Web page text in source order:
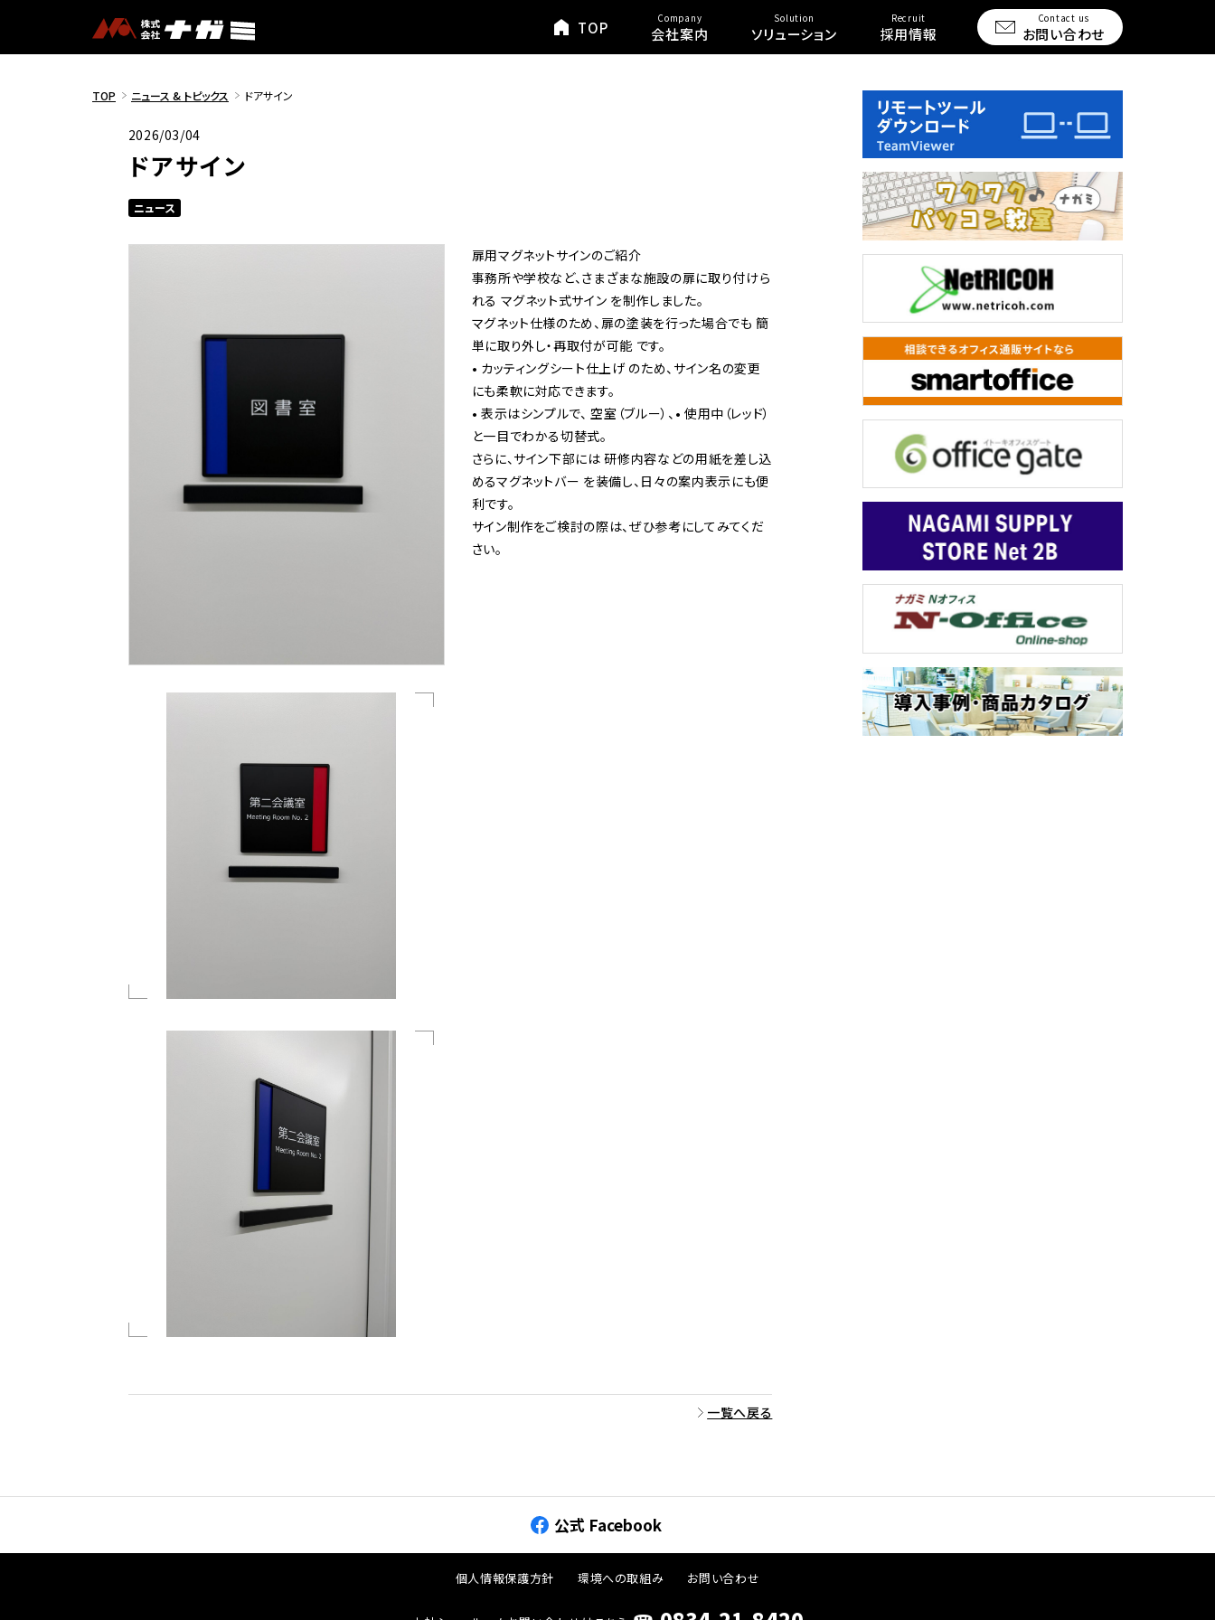
TOP Company
会社案内
Solution
ソリューション
Recruit
採用情報
Contact us
お問い合わせ
TOP ニュース & トピックス ドアサイン
2026/03/04
ドアサイン
ニュース
扉用マグネットサインのご紹介
事務所や学校など、さまざまな施設の扉に取り付けら
れる マグネット式サイン を制作しました。
マグネット仕様のため、扉の塗装を行った場合でも 簡
単に取り外し・再取付が可能 です。
• カッティングシート仕上げ のため、サイン名の変更
にも柔軟に対応できます。
• 表示はシンプルで、 空室（ブルー）、• 使用中（レッド）
と一目でわかる切替式。
さらに、サイン下部には 研修内容などの用紙を差し込
めるマグネットバー を装備し、日々の案内表示にも便
利です。
サイン制作をご検討の際は、ぜひ参考にしてみてくだ
さい。
一覧へ戻る
公式 Facebook
個人情報保護方針 環境への取組み お問い合わせ